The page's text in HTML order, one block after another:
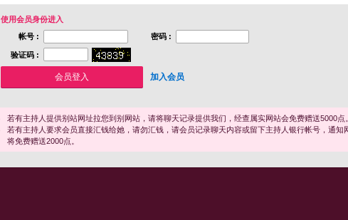
使用会员身份进入
帐号 :
密码 :
验证码 :
加入会员
若有主持人提供别站网址拉您到别网站，请将聊天记录提供我们，经查属实网站会免费赠送5000点。
若有主持人要求会员直接汇钱给她，请勿汇钱，请会员记录聊天内容或留下主持人银行帐号，通知
将免费赠送2000点。